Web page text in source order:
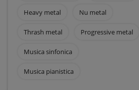
Heavy metal Nu metal
Thrash metal Progressive metal
Musica sinfonica
Musica pianistica